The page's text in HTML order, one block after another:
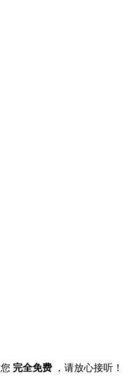
完全免费 ，请放心接听！